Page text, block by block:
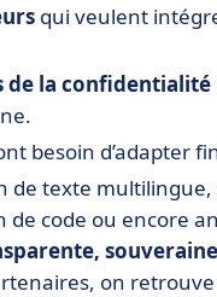
qui veulent
de la confidentialité
besoin d’adapter
de texte
code ou encore
souveraine
on